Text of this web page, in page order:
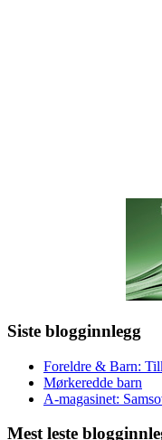
Siste blogginnlegg
Foreldre & Barn:
Mørkeredde barn
A-magasinet:
Mest leste